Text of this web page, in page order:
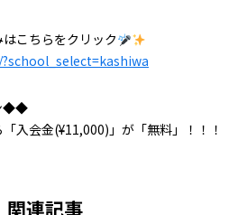
こちらをクリック
◆◆
入会金(¥11,000)」が「無料」！！！
関連記事